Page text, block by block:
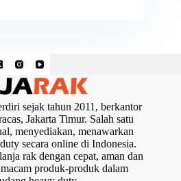
sejak tahun 2011, berkantor
Jakarta Timur. Salah satu
menyediakan, menawarkan
secara online di Indonesia.
rak dengan cepat, aman dan
produk-produk dalam